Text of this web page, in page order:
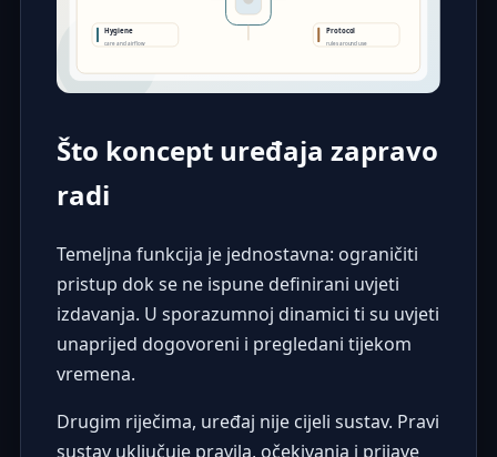
Što koncept uređaja zapravo
radi
Temeljna funkcija je jednostavna: ograničiti
pristup dok se ne ispune definirani uvjeti
izdavanja. U sporazumnoj dinamici ti su uvjeti
unaprijed dogovoreni i pregledani tijekom
vremena.
Drugim riječima, uređaj nije cijeli sustav. Pravi
sustav uključuje pravila, očekivanja i prijave